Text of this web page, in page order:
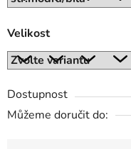
Velikost
Dostupnost
Můžeme doručit do: